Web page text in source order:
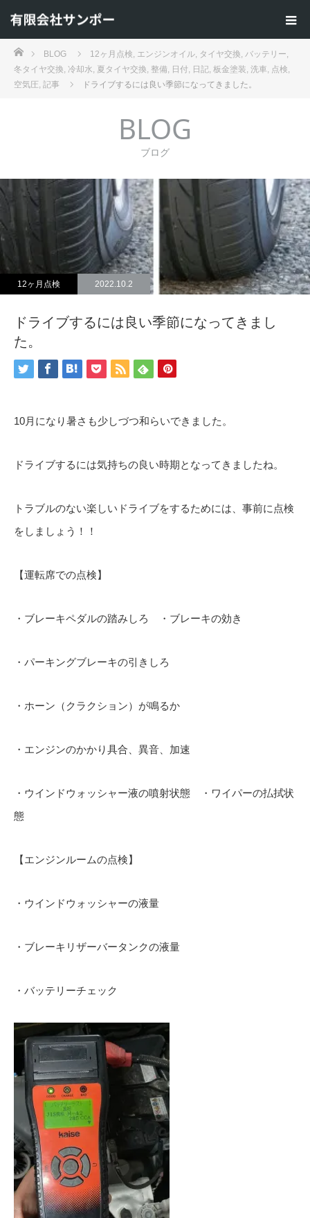
ホームBLOG 12ヶ月点検, エンジンオイル, タイヤ交換, バッテリー,
冬タイヤ交換, 冷却水, 夏タイヤ交換, 整備, 日付, 日記, 板金塗装, 洗車, 点検,
空気圧, 記事 ドライブするには良い季節になってきました。
BLOG
ブログ
12ヶ月点検 2022.10.2
ドライブするには良い季節になってきまし
た。
10月になり暑さも少しづつ和らいできました。
ドライブするには気持ちの良い時期となってきましたね。
トラブルのない楽しいドライブをするためには、事前に点検
をしましょう！！
【運転席での点検】
・ブレーキペダルの踏みしろ ・ブレーキの効き
・パーキングブレーキの引きしろ
・ホーン（クラクション）が鳴るか
・エンジンのかかり具合、異音、加速
・ウインドウォッシャー液の噴射状態 ・ワイパーの払拭状
態
【エンジンルームの点検】
・ウインドウォッシャーの液量
・ブレーキリザーバータンクの液量
・バッテリーチェック